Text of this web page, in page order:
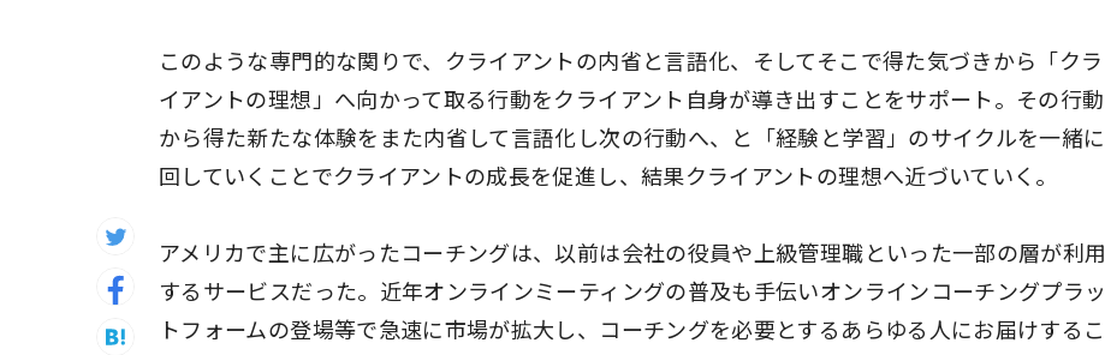
このような専門的な関りで、クライアントの内省と言語化、そしてそこで得た気づきから「クラ
イアントの理想」へ向かって取る行動をクライアント自身が導き出すことをサポート。その行動
から得た新たな体験をまた内省して言語化し次の行動へ、と「経験と学習」のサイクルを一緒に
回していくことでクライアントの成長を促進し、結果クライアントの理想へ近づいていく。
アメリカで主に広がったコーチングは、以前は会社の役員や上級管理職といった一部の層が利用
するサービスだった。近年オンラインミーティングの普及も手伝いオンラインコーチングプラッ
トフォームの登場等で急速に市場が拡大し、コーチングを必要とするあらゆる人にお届けするこ